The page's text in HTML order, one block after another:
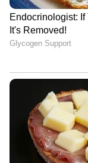
വർക്കലയിൽ
സമയത്ത്